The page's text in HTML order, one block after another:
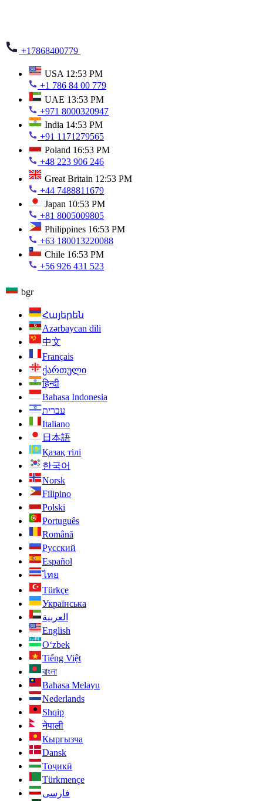
+17868400779
USA 12:53 PM
+1 786 84 00 779
UAE 13:53 PM
+971 8000320947
India 14:53 PM
+91 1171279565
Poland 16:53 PM
+48 223 906 246
Great Britain 12:53 PM
+44 7488811679
Japan 10:53 PM
+81 8005009805
Philippines 16:53 PM
+63 180013220088
Chile 16:53 PM
+56 926 431 523
bgr
Հայերեն
Azərbaycan dili
中文
Français
ქართული
हिन्दी
Bahasa Indonesia
עברית
Italiano
日本語
Қазақ тілі
한국어
Norsk
Filipino
Polski
Português
Română
Русский
Español
ไทย
Türkçe
Українська
العربية
English
O‘zbek
Tiếng Việt
বাংলা
Bahasa Melayu
Nederlands
Shqip
नेपाली
Кыргызча
Dansk
Тоҷикӣ
Türkmençe
فارسی